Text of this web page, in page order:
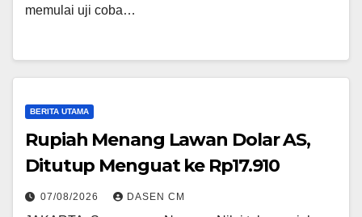
memulai uji coba…
BERITA UTAMA
Rupiah Menang Lawan Dolar AS,
Ditutup Menguat ke Rp17.910
07/08/2026 DASEN CM